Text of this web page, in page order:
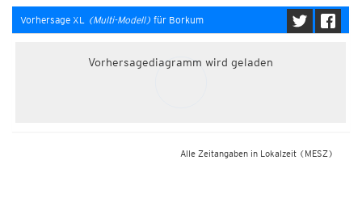
Vorhersage XL (Multi-Modell) für Borkum
Vorhersagediagramm wird geladen
Alle Zeitangaben in Lokalzeit (MESZ)